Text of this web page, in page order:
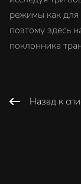
режимы как для
поэтому здесь
поклонника
Назад к